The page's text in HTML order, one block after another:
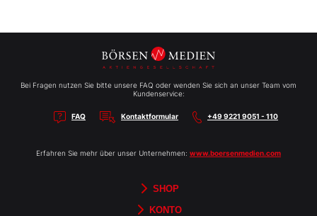
Bei Fragen nutzen Sie bitte unsere FAQ oder wenden Sie sich an unser Team vom
Kundenservice:
FAQ Kontaktformular +49 9221 9051 - 110
Erfahren Sie mehr über unser Unternehmen: www.boersenmedien.com
SHOP
Börsenbriefe
Aktien-Reports
HEBELTRADER
TradingDay
Newsletter
Merchandise
Gutscheine
KONTO